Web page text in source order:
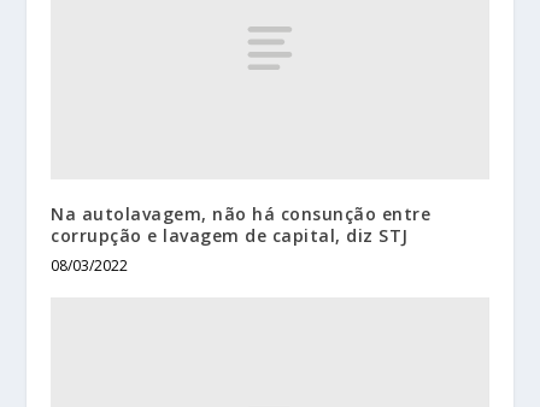
Na autolavagem, não há consunção entre
corrupção e lavagem de capital, diz STJ
08/03/2022